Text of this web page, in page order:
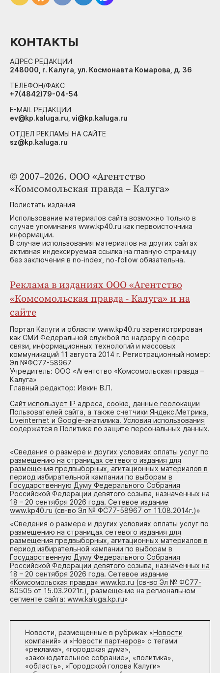
© 2007–2026. ООО «Агентство
«Комсомольская правда – Калуга»
Полистать издания
Использование материалов сайта возможно только в
случае упоминания www.kp40.ru как первоисточника
информации.
В случае использования материалов на других сайтах
активная индексируемая ссылка на главную страницу
без заключения в no-index, no-follow обязательна.
Реклама в изданиях ООО «Агентство
«Комсомольская правда - Калуга» и на
сайте
Портал Калуги и области www.kp40.ru зарегистрирован
как СМИ Федеральной службой по надзору в сфере
связи, информационных технологий и массовых
коммуникаций 11 августа 2014 г. Регистрационный номер:
Эл №ФС77-58967
Учредитель: ООО «Агентство «Комсомольская правда –
Калуга»
Главный редактор: Ивкин В.П.
Сайт использует IP адреса, cookie, данные геолокации
Пользователей сайта, а также счетчики Яндекс.Метрика,
Liveinternet и Google-анатилика. Условия использования
содержатся в Политике по защите персональных данных.
«Сведения о размере и других условиях оплаты услуг по
размещению на страницах сетевого издания для
размещения предвыборных, агитационных материалов в
период избирательной кампании по выборам в
Государственную Думу Федерального Собрания
Российской Федерации девятого созыва, назначенных на
18 – 20 сентября 2026 года. Сетевое издание
www.kp40.ru (св-во Эл № ФС77-58967 от 11.08.2014г.)»
«Сведения о размере и других условиях оплаты услуг по
размещению на страницах сетевого издания для
размещения предвыборных, агитационных материалов в
период избирательной кампании по выборам в
Государственную Думу Федерального Собрания
Российской Федерации девятого созыва, назначенных на
18 – 20 сентября 2026 года. Сетевое издание
«Комсомольская правда» www.kp.ru (св-во Эл № ФС77-
80505 от 15.03.2021г.), размещение на региональном
сегменте сайта: www.kaluga.kp.ru»
Новости, размещенные в рубриках «Новости
компаний» и «Новости партнеров» с тегами
«реклама», «городская дума»,
«законодательное собрание», «политика»,
«область», «Городской голова Калуги»
КОНТАКТЫ
АДРЕС РЕДАКЦИИ
248000, г. Калуга, ул. Космонавта Комарова, д. 36
ТЕЛЕФОН/ФАКС
+7(4842)79-04-54
E-MAIL РЕДАКЦИИ
ev@kp.kaluga.ru, vi@kp.kaluga.ru
ОТДЕЛ РЕКЛАМЫ НА САЙТЕ
sz@kp.kaluga.ru